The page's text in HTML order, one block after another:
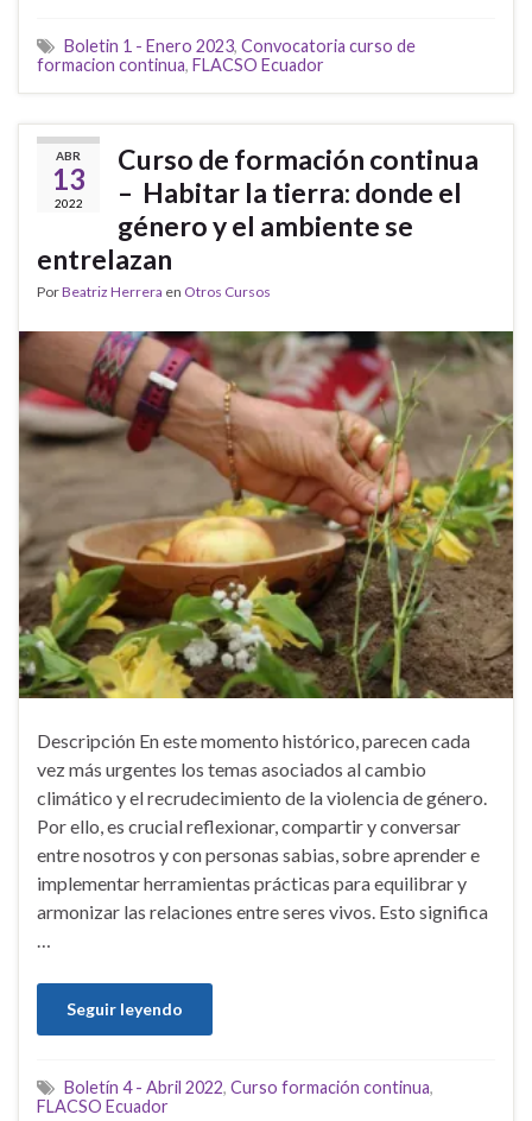
Boletin 1 - Enero 2023, Convocatoria curso de
formacion continua, FLACSO Ecuador
ABR
13
2022
Curso de formación continua
– Habitar la tierra: donde el
género y el ambiente se
entrelazan
PorBeatriz Herrera en Otros Cursos
Descripción En este momento histórico, parecen cada
vez más urgentes los temas asociados al cambio
climático y el recrudecimiento de la violencia de género.
Por ello, es crucial reflexionar, compartir y conversar
entre nosotros y con personas sabias, sobre aprender e
implementar herramientas prácticas para equilibrar y
armonizar las relaciones entre seres vivos. Esto significa
…
Seguir leyendo
Boletín 4 - Abril 2022, Curso formación continua,
FLACSO Ecuador